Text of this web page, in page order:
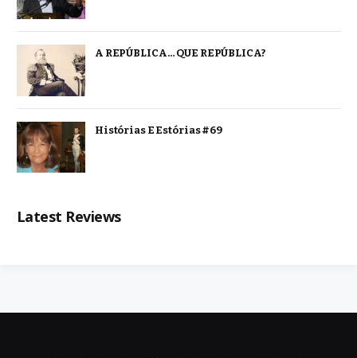
A REPÚBLICA… QUE REPÚBLICA?
Histórias E Estórias #69
Latest Reviews